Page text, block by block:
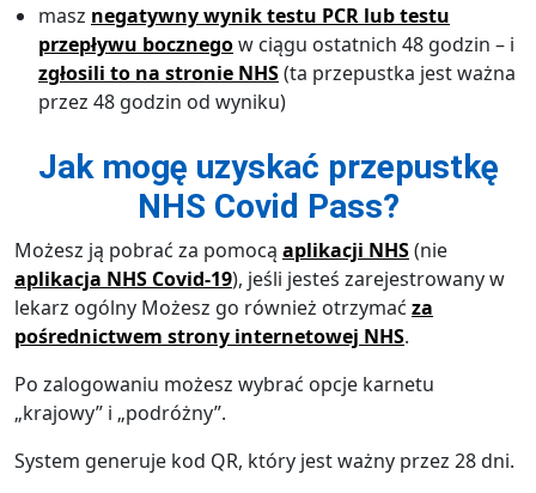
masz negatywny wynik testu PCR lub testu
przepływu bocznegow ciągu ostatnich 48 godzin – i
zgłosili to na stronie NHS(ta przepustka jest ważna
przez 48 godzin od wyniku)
Jak mogę uzyskać przepustkę
NHS Covid Pass?
Możesz ją pobrać za pomocą aplikacji NHS(nie
aplikacja NHS Covid-19), jeśli jesteś zarejestrowany w
lekarz ogólny Możesz go również otrzymać za
pośrednictwem strony internetowej NHS.
Po zalogowaniu możesz wybrać opcje karnetu
„krajowy” i „podróżny”.
System generuje kod QR, który jest ważny przez 28 dni.